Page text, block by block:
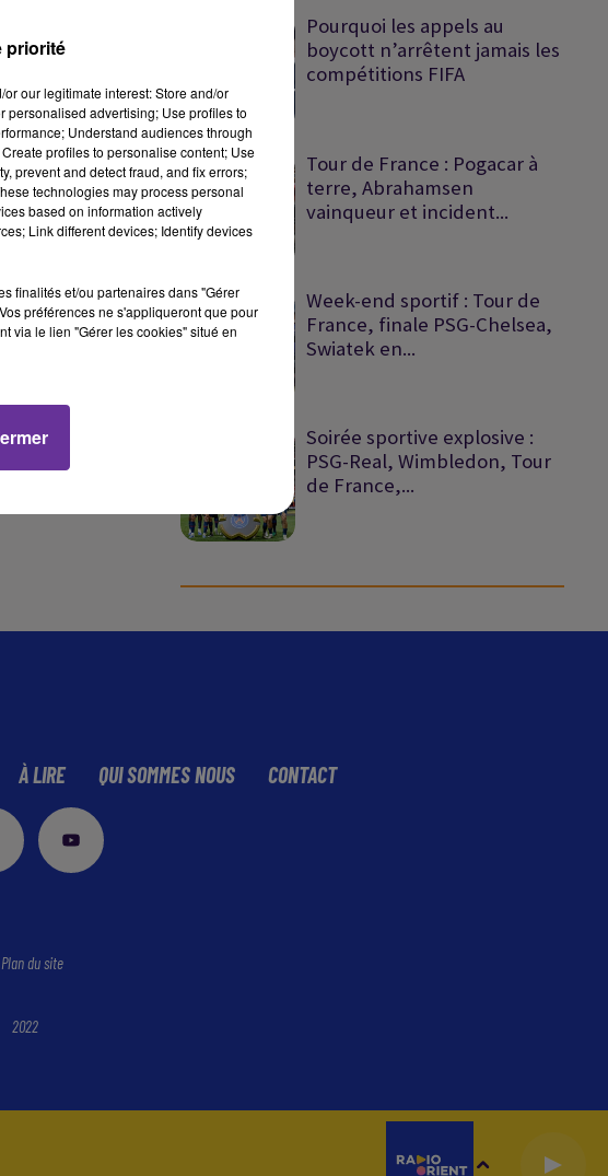
Yang Liu
Orient
Pourquoi les appels au
boycott n’arrêtent jamais les
compétitions FIFA
Tour de France : Pogacar à
terre, Abrahamsen
vainqueur et incident...
Week-end sportif : Tour de
France, finale PSG-Chelsea,
Swiatek en...
Soirée sportive explosive :
PSG-Real, Wimbledon, Tour
de France,...
À LIRE QUI SOMMES NOUS CONTACT
Plan du site
2022
priorité
our legitimate interest: Store and/or
personalised advertising; Use profiles to
Understand audiences through
profiles to personalise content; Use
prevent and detect fraud, and fix errors;
technologies may process personal
based on information actively
Link different devices; Identify devices
finalités et/ou partenaires dans "Gérer
préférences ne s'appliqueront que pour
via le lien "Gérer les cookies" situé en